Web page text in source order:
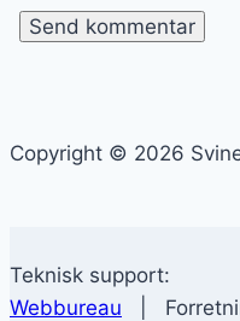
Copyright © 2026
Teknisk support:
Webbureau |